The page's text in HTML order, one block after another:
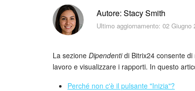
Autore: Stacy Smith
Ultimo aggiornamento: 02 Giugno
La sezione Dipendentidi Bitrix24 consente di
lavoro e visualizzare i rapporti. In questo
Perché non c'è il pulsante "Inizia"?